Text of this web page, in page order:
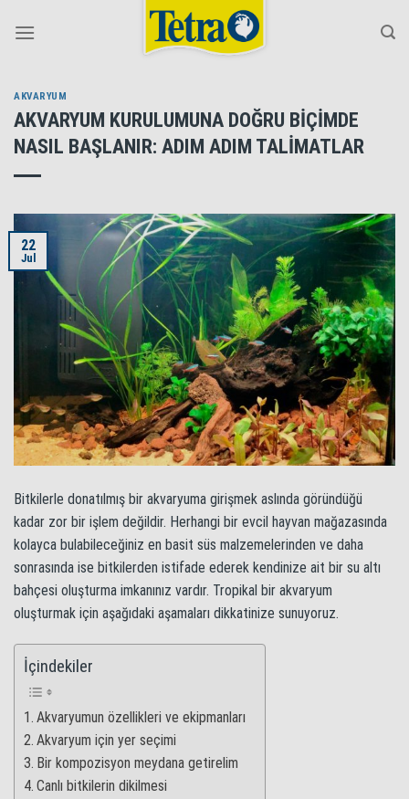
AKVARYUM
AKVARYUM KURULUMUNA DOĞRU BİÇİMDE
NASIL BAŞLANIR: ADIM ADIM TALİMATLAR
22
Jul
Bitkilerle donatılmış bir akvaryuma girişmek aslında göründüğü
kadar zor bir işlem değildir. Herhangi bir evcil hayvan mağazasında
kolayca bulabileceğiniz en basit süs malzemelerinden ve daha
sonrasında ise bitkilerden istifade ederek kendinize ait bir su altı
bahçesi oluşturma imkanınız vardır. Tropikal bir akvaryum
oluşturmak için aşağıdaki aşamaları dikkatinize sunuyoruz.
İçindekiler
Akvaryumun özellikleri ve ekipmanları
Akvaryum için yer seçimi
Bir kompozisyon meydana getirelim
Canlı bitkilerin dikilmesi